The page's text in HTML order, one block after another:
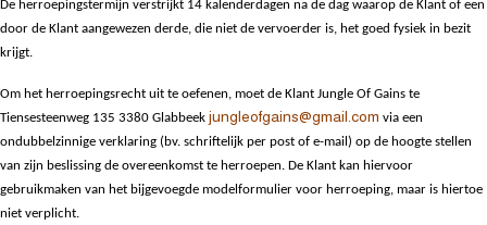
De herroepingstermijn verstrijkt 14 kalenderdagen na de dag waarop de Klant of een
door de Klant aangewezen derde, die niet de vervoerder is, het goed fysiek in bezit
krijgt.
Om het herroepingsrecht uit te oefenen, moet de Klant Jungle Of Gains te
Tiensesteenweg 135 3380 Glabbeek jungleofgains@gmail.com via een
ondubbelzinnige verklaring (bv. schriftelijk per post of e-mail) op de hoogte stellen
van zijn beslissing de overeenkomst te herroepen. De Klant kan hiervoor
gebruikmaken van het bijgevoegde modelformulier voor herroeping, maar is hiertoe
niet verplicht.